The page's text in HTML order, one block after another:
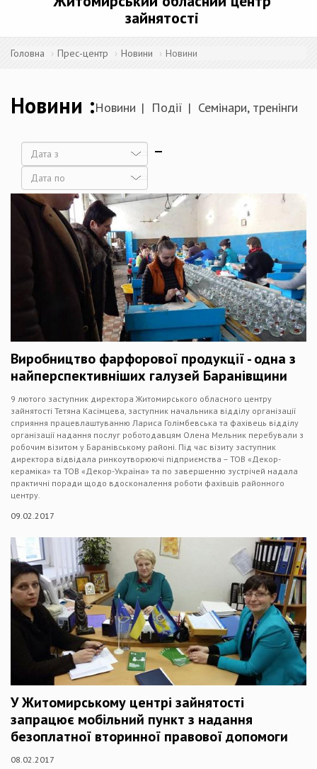
зайнятості
Головна Прес-центр Новини Новини
Новини Новини Події Семінари, тренінги
Дата
Дата
Виробництво фарфорової продукції - одна з
найперспективніших галузей Баранівщини
9 лютого заступник директора Житомирського обласного центру
зайнятості Тетяна Касімцева, заступник начальника відділу організації
сприяння працевлаштуванню Лариса Голімбевська та фахівець відділу
організації надання послуг роботодавцям Олена Мельник перебували з
робочим візитом у Баранівському районі. Під час візиту заступник
директора відвідала ринкоутворюючі підприємства – ТОВ «Декор-
кераміка» та ТОВ «Декор-Україна» та по завершенню зустрічей надала
практичні поради щодо вдосконалення роботи фахівців районного
центру.
09.02.2017
У Житомирському центрі зайнятості
запрацює мобільний пункт з надання
безоплатної вторинної правової допомоги
08.02.2017